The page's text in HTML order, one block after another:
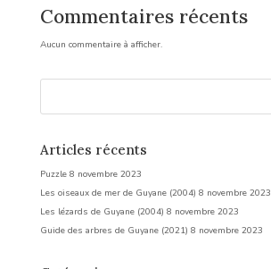
Commentaires récents
Aucun commentaire à afficher.
Articles récents
Puzzle 8 novembre 2023
Les oiseaux de mer de Guyane (2004) 8 novembre 2023
Les lézards de Guyane (2004) 8 novembre 2023
Guide des arbres de Guyane (2021) 8 novembre 2023